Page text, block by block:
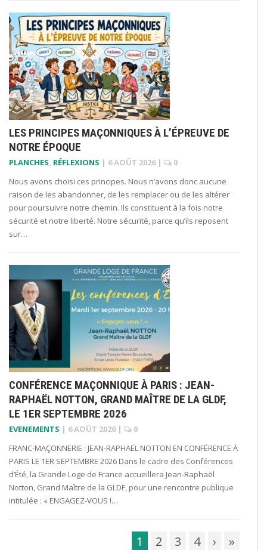
LES PRINCIPES MAÇONNIQUES À L’ÉPREUVE DE
NOTRE ÉPOQUE
PLANCHES, RÉFLEXIONS | 6 AOÛT 2026 |
0
Nous avons choisi ces principes. Nous n’avons donc aucune
raison de les abandonner, de les remplacer ou de les altérer
pour poursuivre notre chemin. Ils constituent à la fois notre
sécurité et notre liberté. Notre sécurité, parce qu’ils reposent
sur…
CONFÉRENCE MAÇONNIQUE À PARIS : JEAN-
RAPHAËL NOTTON, GRAND MAÎTRE DE LA GLDF,
LE 1ER SEPTEMBRE 2026
EVENEMENTS | 6 AOÛT 2026 |
0
FRANC-MAÇONNERIE : JEAN-RAPHAËL NOTTON EN CONFÉRENCE À
PARIS LE 1ER SEPTEMBRE 2026 Dans le cadre des Conférences
d’Été, la Grande Loge de France accueillera Jean-Raphaël
Notton, Grand Maître de la GLDF, pour une rencontre publique
intitulée : « ENGAGEZ-VOUS !…
1 2 3 4 › »